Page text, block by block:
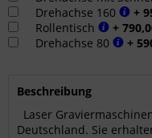
Drehachse 160
+
Rollentisch
+
Drehachse 80
+
Beschreibung
Laser
Deutschland. Sie